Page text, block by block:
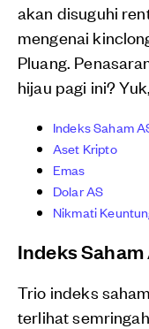
akan disuguhi
mengenai
Pluang.
hijau pagi ini?
Indeks Saham
Aset Kripto
Emas
Dolar AS
Nikmati
Indeks Saham
Trio indeks
terlihat